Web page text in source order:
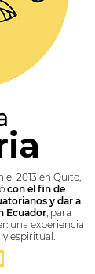
2013 en Quito,
con el fin de
y dar a
Ecuador, para
una experiencia
espiritual.